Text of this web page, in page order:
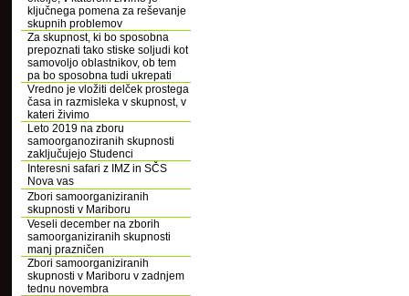
ključnega pomena za reševanje
skupnih problemov
Za skupnost, ki bo sposobna
prepoznati tako stiske soljudi kot
samovoljo oblastnikov, ob tem
pa bo sposobna tudi ukrepati
Vredno je vložiti delček prostega
časa in razmisleka v skupnost, v
kateri živimo
Leto 2019 na zboru
samoorganoziranih skupnosti
zaključujejo Studenci
Interesni safari z IMZ in SČS
Nova vas
Zbori samoorganiziranih
skupnosti v Mariboru
Veseli december na zborih
samoorganiziranih skupnosti
manj prazničen
Zbori samoorganiziranih
skupnosti v Mariboru v zadnjem
tednu novembra